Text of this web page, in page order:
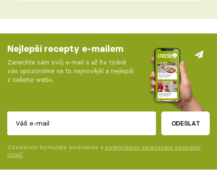
Nejlepší recepty e-mailem
Zanechte nám svůj e-mail a až 5x týdně
vás upozorníme na to nejnovější a nejlepší
z našeho webu.
ODESLAT
Odesláním formuláře souhlasíte s podmínkami zpracování osobních
údajů